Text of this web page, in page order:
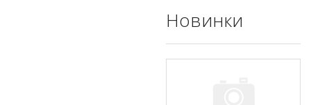
Новинки